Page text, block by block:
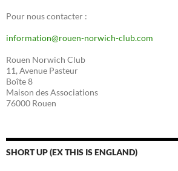
Pour nous contacter :
information@rouen-norwich-club.com
Rouen Norwich Club
11, Avenue Pasteur
Boîte 8
Maison des Associations
76000 Rouen
SHORT UP (EX THIS IS ENGLAND)